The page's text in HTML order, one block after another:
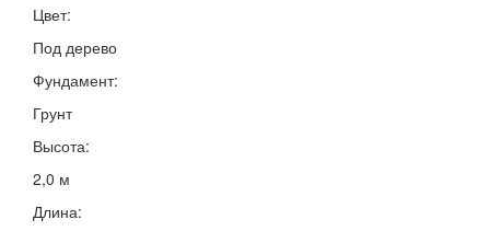
Цвет:
Под дерево
Фундамент:
Грунт
Высота:
2,0 м
Длина: